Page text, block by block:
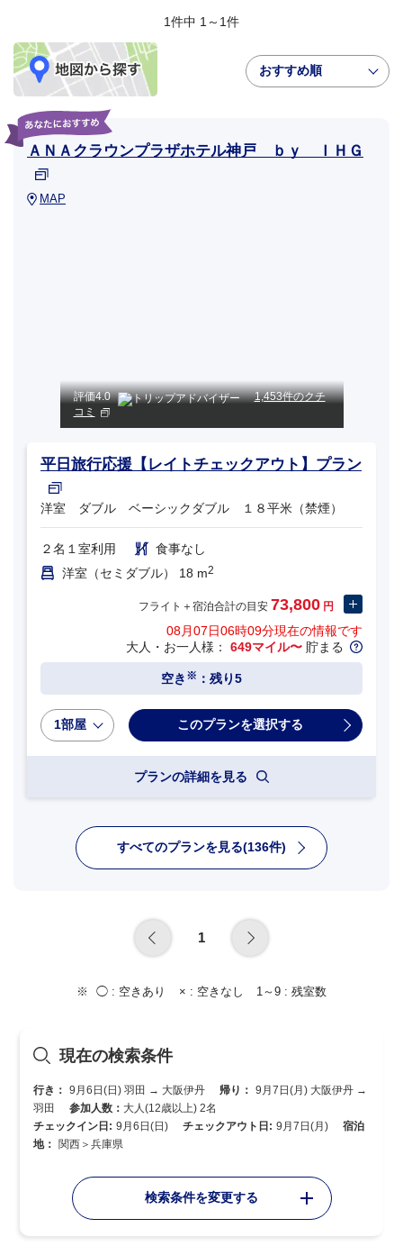
1件中 1～1件
おすすめ順
ＡＮＡクラウンプラザホテル神戸 ｂｙ ＩＨＧ
MAP
評価4.0
1,453件のクチ
コミ
平日旅行応援【レイトチェックアウト】プラン
洋室 ダブル ベーシックダブル １８平米（禁煙）
２名１室利用
食事なし
洋室（セミダブル） 18 m2
フライト＋宿泊合計の目安 73,800 円
08月07日06時09分現在の情報です
大人・お一人様： 649マイル〜 貯まる
空き ※ ：残り5
1部屋
プランの詳細を見る
すべてのプランを見る(136件)
1
◯ : 空きあり × : 空きなし 1～9 : 残室数
現在の検索条件
行き： 9月6日(日) 羽田 → 大阪伊丹 帰り： 9月7日(月) 大阪伊丹 →
羽田
参加人数： 大人(12歳以上) 2名
チェックイン日: 9月6日(日) チェックアウト日: 9月7日(月)
宿泊
地：
関西＞兵庫県
検索条件を変更する